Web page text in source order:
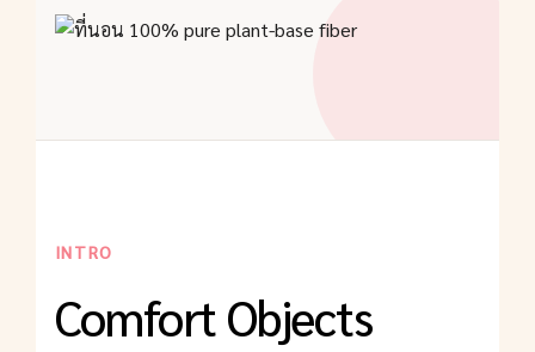
INTRO
Comfort Objects